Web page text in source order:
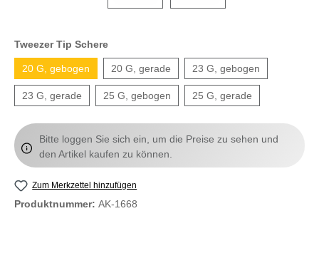
Tweezer Tip Schere
20 G, gebogen 20 G, gerade 23 G, gebogen
23 G, gerade 25 G, gebogen 25 G, gerade
Bitte loggen Sie sich ein, um die Preise zu sehen und
den Artikel kaufen zu können.
Zum Merkzettel hinzufügen
Produktnummer: AK-1668